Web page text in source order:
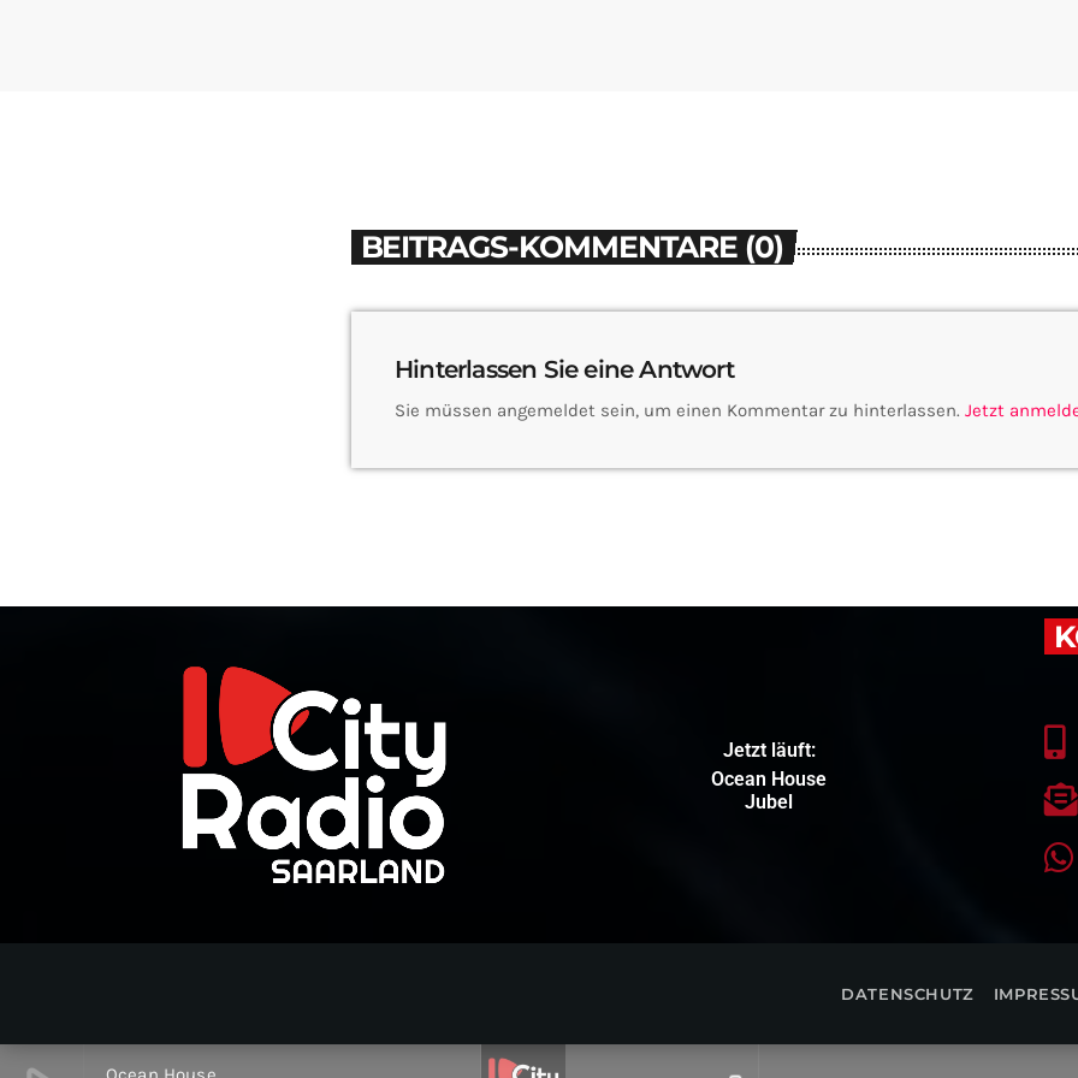
BEITRAGS-KOMMENTARE (0)
Hinterlassen Sie eine Antwort
Sie müssen angemeldet sein, um einen Kommentar zu hinterlassen. Jetzt
Jetzt läuft:
Ocean House
Jubel
DATENSCHUTZ